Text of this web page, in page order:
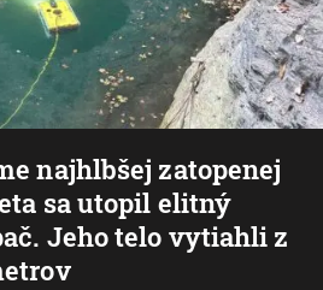
najhlbšej zatopenej
sa utopil elitný
Jeho telo vytiahli z